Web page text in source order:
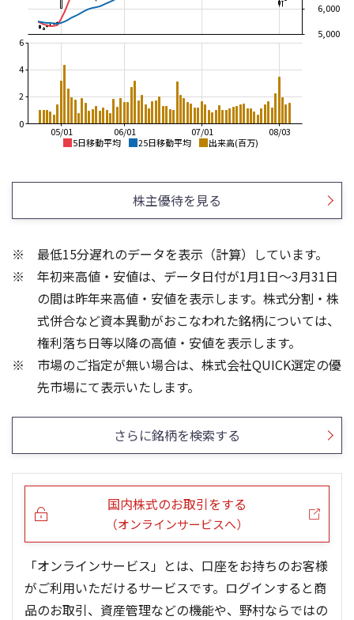
5日移動平均 25日移動平均 出来高(百万)
08/03
07/01
06/01
05/01
5,000
6,000
0
2
4
6
26/02
25/12
25/10
25/08
25/06
25/04
3,000
4,000
5,000
7,000
8,000
9,000
1
24/01
23/01
22/01
21/01
3,000
4,000
5,000
7,000
8,000
9,000
株主優待を見る
最低15分遅れのデータを表示（計算）しています。
年初来高値・安値は、データ日付が1月1日～3月31日
の間は昨年来高値・安値を表示します。株式分割・株
式併合など資本異動がおこなわれた銘柄については、
権利落ち日等以降の高値・安値を表示します。
市場のご指定が無い場合は、株式会社QUICK選定の優
先市場にて表示いたします。
さらに銘柄を検索する
国内株式のお取引をする
（オンラインサービスへ）
「オンラインサービス」とは、口座をお持ちのお客様
がご利用いただけるサービスです。ログインすると商
品のお取引、資産管理などの機能や、野村ならではの